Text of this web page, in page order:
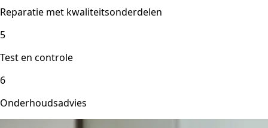
Reparatie met kwaliteitsonderdelen
5
Test en controle
6
Onderhoudsadvies